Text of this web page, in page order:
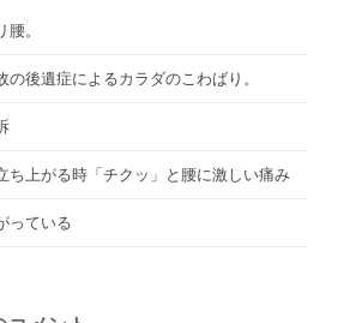
腰。
の後遺症によるカラダのこわばり。
ち上がる時「チクッ」と腰に激しい痛み
っている